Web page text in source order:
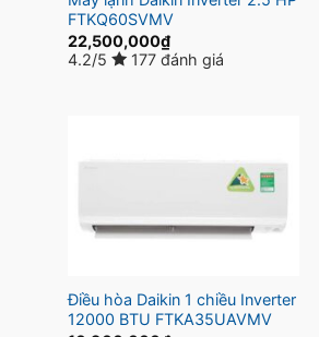
FTKQ60SVMV
22,500,000₫
4.2/5
177 đánh giá
Điều hòa Daikin 1 chiều Inverter
12000 BTU FTKA35UAVMV